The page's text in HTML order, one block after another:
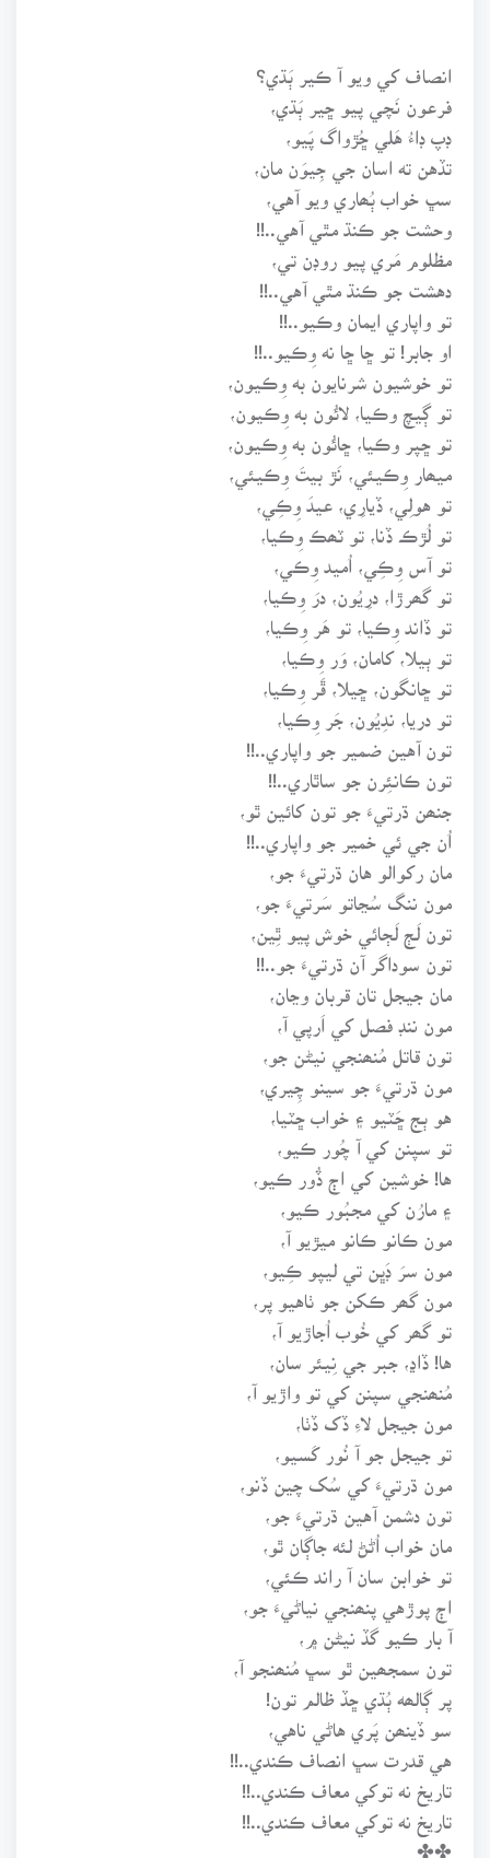
انصاف کي ويو آ ڪير ٻَڌي؟
فرعون نَچي پيو ڇير ٻَڌي،
ڊپ ڊاءُ هَلي ڇُڙواگ پَيو،
تڏهن ته اسان جي جِيوَن مان،
سڀ خواب ٻُھاري ويو آهي،
وحشت جو ڪنڌ مٿي آهي..!!
مظلوم مَري پيو روڊن تي،
دهشت جو ڪنڌ مٿي آهي..!!
تو واپاري ايمان وڪيو..!!
او جابر! تو ڇا ڇا نه وِڪيو..!!
تو خوشيون شرنايون به وِڪيون،
تو ڳيچ وڪيا، لائُون به وِڪيون،
تو ڇپر وڪيا، ڇائُون به وِڪيون،
ميھار وِڪيئي، نَڙ بيتَ وِڪيئي،
تو هولِي، ڏيارِي، عيدَ وِڪِي،
تو لُڙڪ ڏنا، تو ٽھڪ وِڪيا،
تو آس وِڪِي، اُميد وِڪي،
تو گھرڙا، درِيُون، درَ وِڪيا،
تو ڏاند وِڪيا، تو هَر وِڪيا،
تو ٻيلا، کامان، وَر وِڪيا،
تو ڇانگون، ڇيلا، ڦَر وِڪيا،
تو دريا، ندِيُون، جَر وِڪيا،
تون آهين ضمير جو واپاري..!!
تون ڪانئِرن جو ساٿاري..!!
جنھن ڌرتيءَ جو تون کائين ٿو،
اُن جي ئي خمير جو واپاري..!!
مان رکوالو هان ڌرتيءَ جو،
مون ننگ سُڃاتو سَرتيءَ جو،
تون لَڄ لَڄائي خوش پيو ٿِين،
تون سوداگر آن ڌرتيءَ جو..!!
مان جيجل تان قربان وڃان،
مون ننڊ فصل کي اَرپي آ،
تون قاتل مُنھنجي نيڻن جو،
هو ٻج ڇَٽيو ۽ خواب ڇٽيا،
تو سپنن کي آ چُور ڪيو،
ها! خوشين کي اڄ ڏُور ڪيو،
۽ مارُن کي مجبُور ڪيو،
مون ڪانو ڪانو ميڙيو آ،
مون سرَ ڊَڀن تي ليپو ڪِيو،
مون گھر ڪکن جو ٺاهيو پر،
تو گھر کي خُوب اُجاڙيو آ،
ها! ڏاڍ، جبر جي نِيئر سان،
مُنھنجي سپنن کي تو واڙيو آ،
مون جيجل لاءِ ڏک ڏٺا،
تو جيجل جو آ نُور کَسيو،
مون ڌرتيءَ کي سُک چين ڏنو،
تون دشمن آهين ڌرتيءَ جو،
مان خواب اُڻڻ لئه جاڳان ٿو،
تو خوابن سان آ راند ڪئي،
اڄ پوڙهي پنھنجي نياڻيءَ جو،
آ بار ڪيو گڏ نيڻن ۾،
تون سمجھين ٿو سڀ مُنھنجو آ،
پر ڳالھه ٻُڌي ڇڏ ظالم تون!
سو ڏينھن پَري هاڻي ناهي،
هي قدرت سڀ انصاف ڪندي..!!
تاريخ نه توکي معاف ڪندي..!!
تاريخ نه توکي معاف ڪندي..!!
✤✤